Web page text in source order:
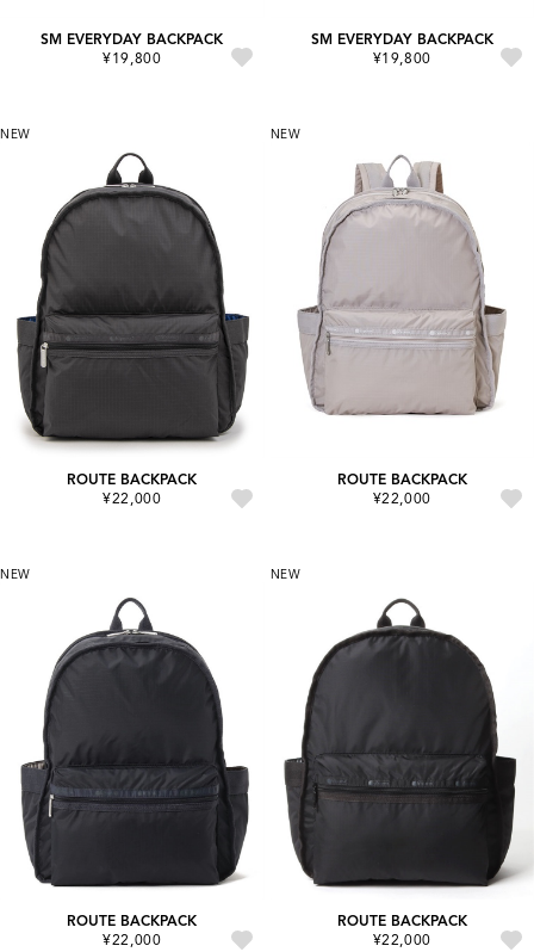
SM EVERYDAY BACKPACK
¥19,800
SM EVERYDAY BACKPACK
¥19,800
NEW
ROUTE BACKPACK
¥22,000
NEW
ROUTE BACKPACK
¥22,000
NEW
ROUTE BACKPACK
¥22,000
NEW
ROUTE BACKPACK
¥22,000